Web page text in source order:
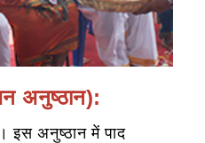
अनुष्ठान):
इस अनुष्ठान में पाद